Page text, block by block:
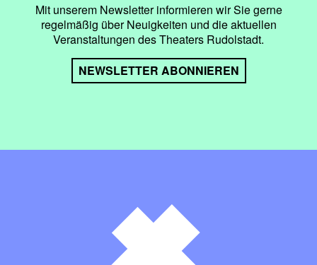
Mit unserem Newsletter informieren wir Sie gerne
regelmäßig über Neuigkeiten und die aktuellen
Veranstaltungen des Theaters Rudolstadt.
NEWSLETTER ABONNIEREN